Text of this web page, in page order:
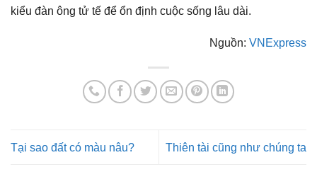
kiểu đàn ông tử tế để ổn định cuộc sống lâu dài.
Nguồn: VNExpress
Tại sao đất có màu nâu? Thiên tài cũng như chúng ta